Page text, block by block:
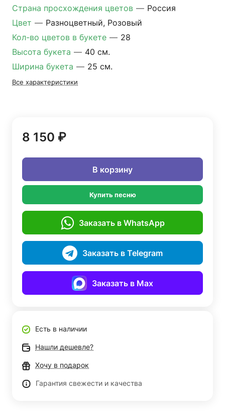
Страна просхождения цветов — Россия
Цвет — Разноцветный, Розовый
Кол-во цветов в букете — 28
Высота букета — 40 см.
Ширина букета — 25 см.
Все характеристики
8 150 ₽
В корзину
Купить песню
Заказать в WhatsApp
Заказать в Telegram
Заказать в Max
Есть в наличии
Нашли дешевле?
Хочу в подарок
Гарантия свежести и качества